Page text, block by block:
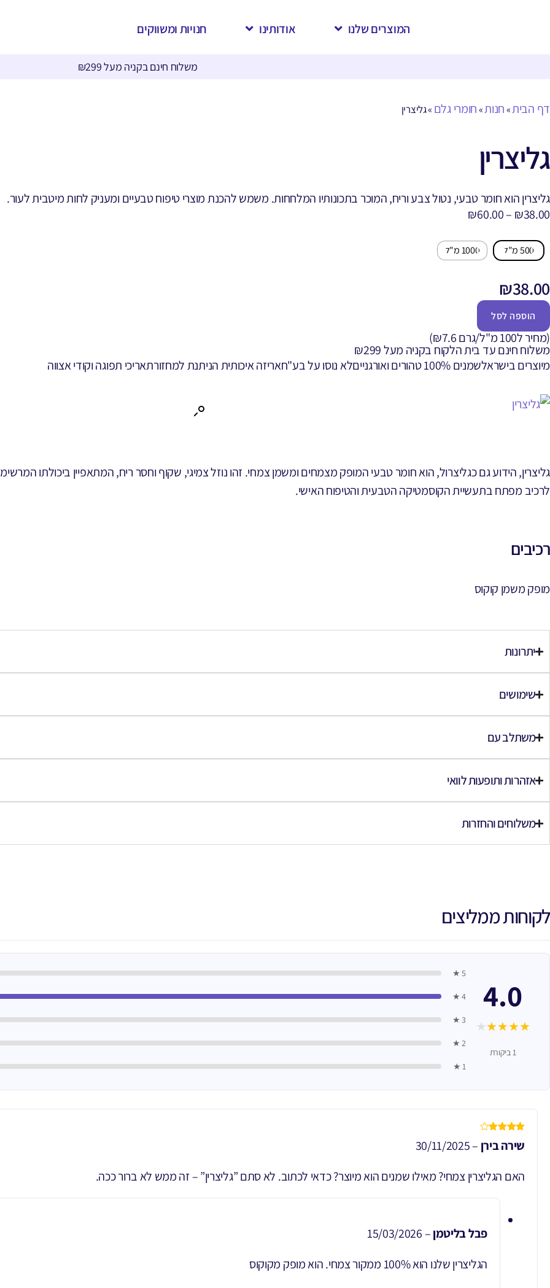
המוצרים שלנו אודותינו חנויות ומשווקים
משלוח חינם בקניה מעל ₪299
דף הבית»חנות»חומרי גלם »גליצרין
גליצרין
גליצרין הוא חומר טבעי, נטול צבע וריח, המוכר בתכונותיו המלחחות. משמש להכנת מוצרי טיפוח טבעיים ומעניק לחות מיטבית לעור.
₪38.00
–
₪60.00
500 מ"ל 1000 מ"ל
₪38.00
הוספה לסל
(מחיר ל100 מ"ל/גרם ₪7.6)
משלוח חינם עד בית הלקוח בקניה מעל ₪299
מיוצרים בישראלשמנים 100% טהורים ואורגניים לא נוסו על בע"חאריזה איכותית הניתנת למחזורתאריכי תפוגה וקודי אצווה
גליצרין, הידוע גם כגליצרול, הוא חומר טבעי המופק מצמחים ומשמן צמחי. זהו נוזל צמיגי, שקוף וחסר ריח, המתאפיין ביכולתו
לרכיב מפתח בתעשיית הקוסמטיקה הטבעית והטיפוח האישי.
רכיבים
מופק משמן קוקוס
יתרונות
שימושים
משתלב עם
אזהרות ותופעות לוואי
משלוחים והחזרות
לקוחות ממליצים
4.0
★
★
★
★
★
1 ביקורת
5 ★
4 ★
3 ★
2 ★
1 ★
מתוך 5
שירה בירן –
30/11/2025
האם הגליצרין צמחי? מאילו שמנים הוא מיוצר? כדאי לכתוב. לא סתם ”גליצרין” – זה ממש לא ברור ככה.
פבל בליטמן–
15/03/2026
הגליצרין שלנו הוא 100% ממקור צמחי. הוא מופק מקוקוס